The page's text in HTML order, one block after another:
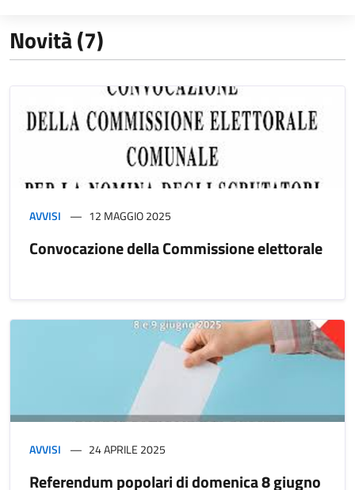
Novità (7)
AVVISI 12 MAGGIO 2025
Convocazione della Commissione elettorale
AVVISI 24 APRILE 2025
Referendum popolari di domenica 8 giugno